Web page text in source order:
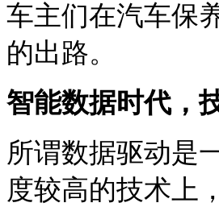
车主们在汽车保
的出路。
智能数据时代，
所谓数据驱动是
度较高的技术上